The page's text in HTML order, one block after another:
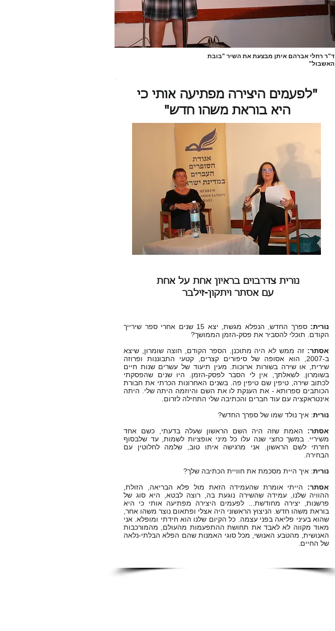
ד"ר רחלי אברהם איתן מבצעת את השיר "בובת
האשבול"
"לפעמים היצירה מפתיעה אותי כי
היא בוראת משהו חדש"
נורית צדרבוים בראיון אחת על אחת
עם אסתר ויתקון-זילבר
נורית:
ספרך החדש, הנפלא מגשת, יצא 15 שנים אחרי ספר שירייך
הקודם. תוכלי להסביר את פסק-הזמן הממושך?
אסתר: זה ממש לא היה מתוכנן. הספר הקודם, חוצה שומרון, שיצא
ב-2007, הוא אסופה של סיפורים קצרים, קטעי התבוננות ופרוזה
שירית, או שירה בשורות ארוכות. מעין תיעוד של עשרים שנות חיים
בשומרון. לשאלתך, אין לי הסבר לפסק-הזמן. היו שנים שהפסקתי
לכתוב שירה, טיפין שם טיפין פה. בשנים האחרונות הכרתי את חבורת
הכותבים ספרותא - את הענקת לו את השם והיוזמה היתה שלי. היתה
אינטראקציה עם עוד חברים והכתיבה שלי התחילה לזרום.
נורית: איך נולד שמו של ספרך החדש?
אסתר: האמת שזה היה השם הראשון שעלה בדעתי, כשם אחד
משיריי. במשך כחצי שנה עלו כל מיני אופציות לשמות, עד שלבסוף
חזרתי לשם הראשון. אני מרגישה איתו טוב, שלמה לחלוטין עם
הבחירה.
נורית: איך היית מסכמת את חוויית הכתיבה שלך?
אסתר: הייתי אומרת שהעמידה הזאת מול פלא הבריאה, הזולת,
ההוויה שלנו, עמידה שהשירה נוגעת בה, רוצה לבטא, היא סוג של
פרשנות, יצירה מחודשת... לפעמים היצירה מפתיעה אותי כי היא
בוראת משהו חדש. הניצוץ הראשוני היה אצלי ופתאום נוצר משהו אחר,
שהוא בעיני פליאה בפני עצמה. כל הקיום שלנו הוא חידתי ומופלא. אני
מאוד מקווה לא לאבד את תחושת ההתפעמות מהעולם, מהמורכבות
האנושית, מהטבע האנושי, מכל סוגי האמנות שהם הפלא הבלתי-נלאה
של החיים.